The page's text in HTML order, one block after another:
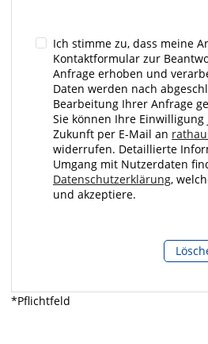
Ich stimme zu, dass meine
Kontaktformular zur
Anfrage erhoben und
Daten werden nach
Bearbeitung Ihrer Anfrage
Sie können Ihre
Zukunft per E-Mail an
widerrufen. Detaillierte
Umgang mit Nutzerdaten
Datenschutzerklärung,
und akzeptiere.
*Pflichtfeld